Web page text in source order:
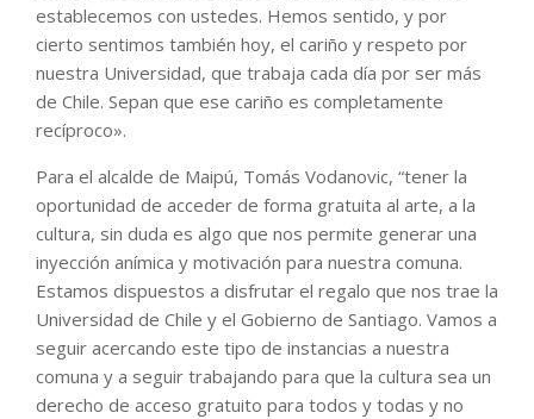
establecemos con ustedes. Hemos sentido, y por
cierto sentimos también hoy, el cariño y respeto por
nuestra Universidad, que trabaja cada día por ser más
de Chile. Sepan que ese cariño es completamente
recíproco».
Para el alcalde de Maipú, Tomás Vodanovic, “tener la
oportunidad de acceder de forma gratuita al arte, a la
cultura, sin duda es algo que nos permite generar una
inyección anímica y motivación para nuestra comuna.
Estamos dispuestos a disfrutar el regalo que nos trae la
Universidad de Chile y el Gobierno de Santiago. Vamos a
seguir acercando este tipo de instancias a nuestra
comuna y a seguir trabajando para que la cultura sea un
derecho de acceso gratuito para todos y todas y no